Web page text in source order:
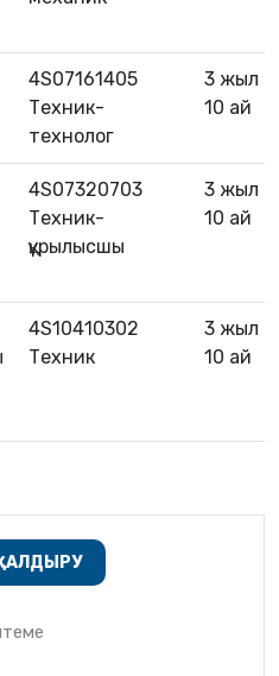
ҚАЛДЫРУ
4S07161405
Техник-
технолог
3 жыл
10 ай
4S07320703
Техник-
құрылысшы
3 жыл
10 ай
4S10410302
Техник
3 жыл
10 ай